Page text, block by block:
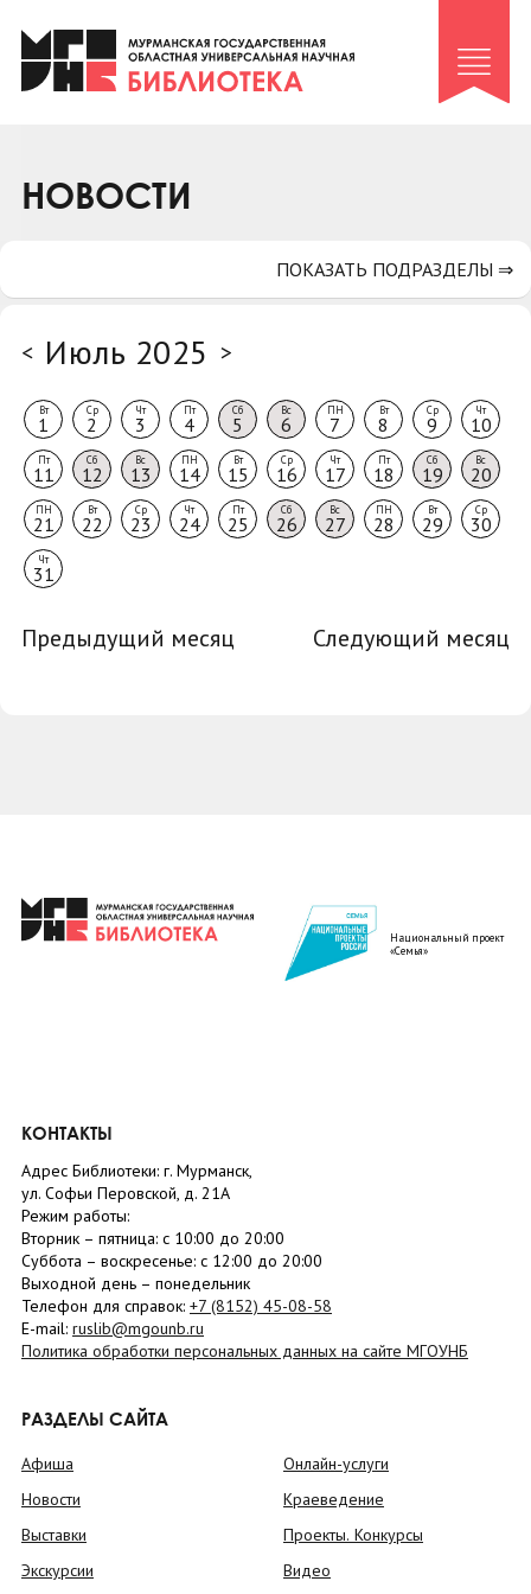
Клуб «Гиря и сельдерей»
Клуб «Семейный архив»
Коллегам
НОВОСТИ
< Июль 2025 >
Вт
1
Ср
2
Чт
3
Пт
4
Сб
5
Вс
6
ПН
7
Вт
8
Ср
9
Чт
10
Пт
11
Сб
12
Вс
13
ПН
14
Вт
15
Ср
16
Чт
17
Пт
18
Сб
19
Вс
20
ПН
21
Вт
22
Ср
23
Чт
24
Пт
25
Сб
26
Вс
27
ПН
28
Вт
29
Ср
30
Чт
31
Предыдущий месяц Следующий месяц
ПОКАЗАТЬ ПОДРАЗДЕЛЫ ⇒
Национальный проект
«Семья»
КОНТАКТЫ
Адрес Библиотеки: г. Мурманск,
ул. Софьи Перовской, д. 21А
Режим работы:
Вторник – пятница: с 10:00 до 20:00
Суббота – воскресенье: c 12:00 до 20:00
Выходной день – понедельник
Телефон для справок: +7 (8152) 45-08-58
E-mail: ruslib@mgounb.ru
Политика обработки персональных данных на сайте МГОУНБ
РАЗДЕЛЫ САЙТА
Афиша
Новости
Выставки
Экскурсии
Онлайн-услуги
Краеведение
Проекты. Конкурсы
Видео